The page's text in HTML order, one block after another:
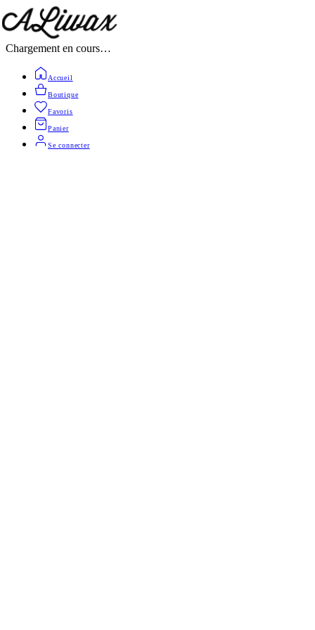
Chargement en cours…
Accueil
Boutique
Favoris
Panier
Se connecter